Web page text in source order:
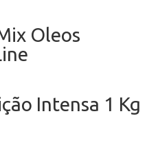
Oleos
Intensa 1 Kg